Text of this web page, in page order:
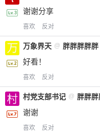
谢谢分享
喜欢 反对
万象界天 @ 胖胖胖胖胖
好看！
喜欢 反对
村党支部书记 @ 胖胖
谢谢
喜欢 反对